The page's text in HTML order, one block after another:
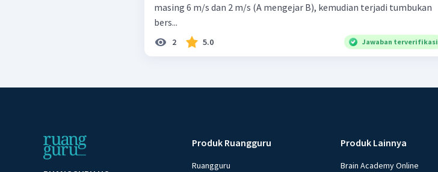
masing 6 m/s dan 2 m/s (A mengejar B), kemudian terjadi tumbukan
bers...
2 5.0 Jawaban terverifikasi
Produk Ruangguru
Ruangguru
Produk Lainnya
Brain Academy Online